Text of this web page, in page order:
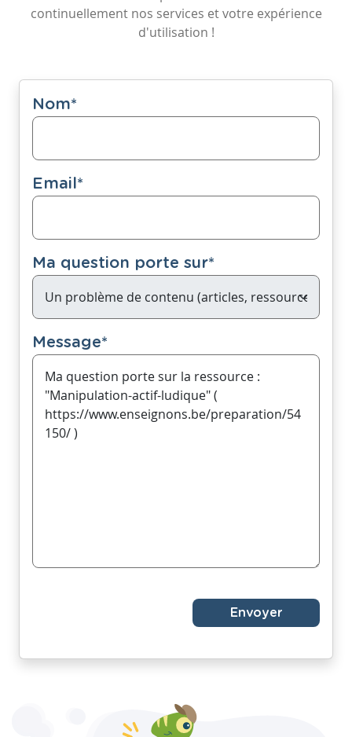
continuellement nos services et votre expérience
d'utilisation !
Nom*
Email*
Ma question porte sur*
Message*
Envoyer